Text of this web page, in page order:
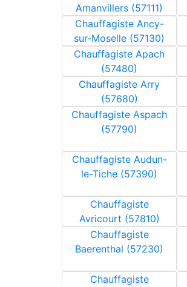
Amanvillers (57111)
Chauffagiste Ancy-
sur-Moselle (57130)
Chauffagiste Apach
(57480)
Chauffagiste Arry
(57680)
Chauffagiste Aspach
(57790)
Chauffagiste Audun-
le-Tiche (57390)
Chauffagiste
Avricourt (57810)
Chauffagiste
Baerenthal (57230)
Chauffagiste